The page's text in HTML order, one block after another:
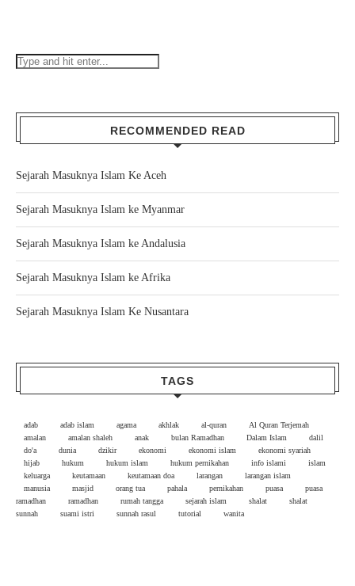
RECOMMENDED READ
Sejarah Masuknya Islam Ke Aceh
Sejarah Masuknya Islam ke Myanmar
Sejarah Masuknya Islam ke Andalusia
Sejarah Masuknya Islam ke Afrika
Sejarah Masuknya Islam Ke Nusantara
TAGS
adab adab islam agama akhlak al-quran
Al Quran Terjemah
amalan
amalan shaleh anak bulan Ramadhan Dalam Islam
dalil
do'a
dunia dzikir ekonomi ekonomi islam
ekonomi syariah
hijab
hukum hukum islam hukum pernikahan info islami
islam
keluarga
keutamaan keutamaan doa larangan
larangan islam
manusia
masjid orang tua pahala pernikahan puasa
puasa
ramadhan
ramadhan rumah tangga sejarah islam shalat
shalat
sunnah
suami istri sunnah rasul tutorial wanita